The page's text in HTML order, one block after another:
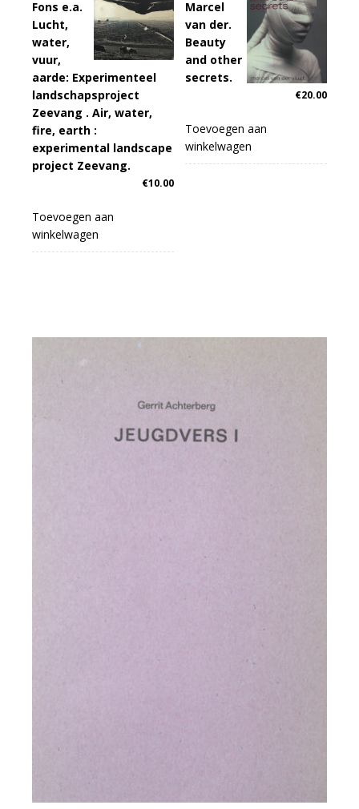
Fons e.a.
Lucht,
water,
vuur,
aarde: Experimenteel
landschapsproject
Zeevang . Air, water,
fire, earth :
experimental landscape
project Zeevang.
€10.00
Toevoegen aan
winkelwagen
Marcel
van der.
Beauty
and other
secrets.
€20.00
Toevoegen aan
winkelwagen